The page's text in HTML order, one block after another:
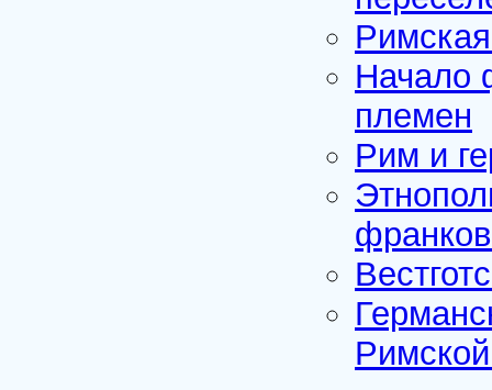
Начало
племен
Рим и